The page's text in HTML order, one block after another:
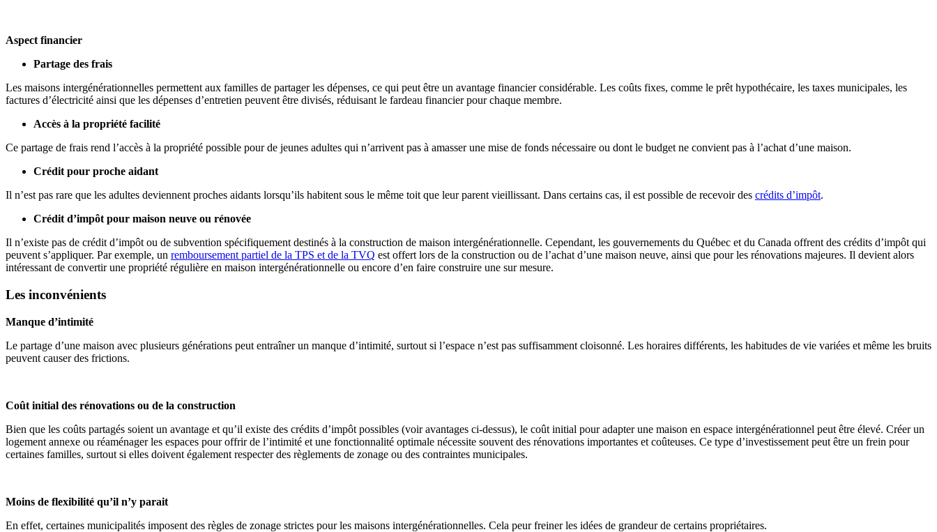
Aspect financier
Partage des frais
Les maisons intergénérationnelles permettent aux familles de partager les dépenses, ce qui peut être un avantage financier considérable. Les coûts fixes, comme le prêt hypothécaire, les taxes municipales, les
factures d’électricité ainsi que les dépenses d’entretien peuvent être divisés, réduisant le fardeau financier pour chaque membre.
Accès à la propriété facilité
Ce partage de frais rend l’accès à la propriété possible pour de jeunes adultes qui n’arrivent pas à amasser une mise de fonds nécessaire ou dont le budget ne convient pas à l’achat d’une maison.
Crédit pour proche aidant
Il n’est pas rare que les adultes deviennent proches aidants lorsqu’ils habitent sous le même toit que leur parent vieillissant. Dans certains cas, il est possible de recevoir des crédits d’impôt.
Crédit d’impôt pour maison neuve ou rénovée
Il n’existe pas de crédit d’impôt ou de subvention spécifiquement destinés à la construction de maison intergénérationnelle. Cependant, les gouvernements du Québec et du Canada offrent des crédits d’impôt qui
peuvent s’appliquer. Par exemple, un remboursement partiel de la TPS et de la TVQ est offert lors de la construction ou de l’achat d’une maison neuve, ainsi que pour les rénovations majeures. Il devient alors
intéressant de convertir une propriété régulière en maison intergénérationnelle ou encore d’en faire construire une sur mesure.
Les inconvénients
Manque d’intimité
Le partage d’une maison avec plusieurs générations peut entraîner un manque d’intimité, surtout si l’espace n’est pas suffisamment cloisonné. Les horaires différents, les habitudes de vie variées et même les bruits
peuvent causer des frictions.
Coût initial des rénovations ou de la construction
Bien que les coûts partagés soient un avantage et qu’il existe des crédits d’impôt possibles (voir avantages ci-dessus), le coût initial pour adapter une maison en espace intergénérationnel peut être élevé. Créer un
logement annexe ou réaménager les espaces pour offrir de l’intimité et une fonctionnalité optimale nécessite souvent des rénovations importantes et coûteuses. Ce type d’investissement peut être un frein pour
certaines familles, surtout si elles doivent également respecter des règlements de zonage ou des contraintes municipales.
Moins de flexibilité qu’il n’y parait
En effet, certaines municipalités imposent des règles de zonage strictes pour les maisons intergénérationnelles. Cela peur freiner les idées de grandeur de certains propriétaires.